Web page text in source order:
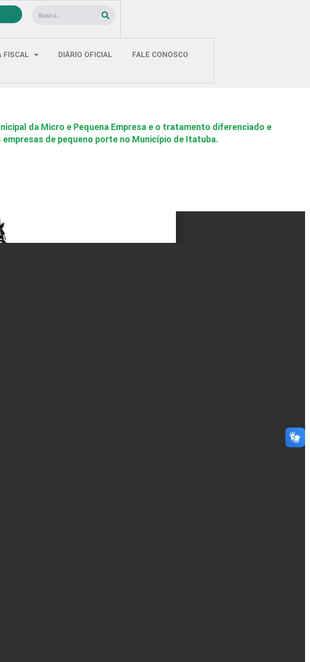
Pesquisar
FISCAL DIÁRIO OFICIAL FALE CONOSCO
da Micro e Pequena Empresa e o tratamento diferenciado e
de pequeno porte no Município de Itatuba.